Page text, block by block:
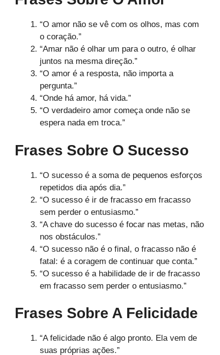
“O amor não se vê com os olhos, mas com
o coração.”
“Amar não é olhar um para o outro, é olhar
juntos na mesma direção.”
“O amor é a resposta, não importa a
pergunta.”
“Onde há amor, há vida.”
“O verdadeiro amor começa onde não se
espera nada em troca.”
Frases Sobre O Sucesso
“O sucesso é a soma de pequenos esforços
repetidos dia após dia.”
“O sucesso é ir de fracasso em fracasso
sem perder o entusiasmo.”
“A chave do sucesso é focar nas metas, não
nos obstáculos.”
“O sucesso não é o final, o fracasso não é
fatal: é a coragem de continuar que conta.”
“O sucesso é a habilidade de ir de fracasso
em fracasso sem perder o entusiasmo.”
Frases Sobre A Felicidade
“A felicidade não é algo pronto. Ela vem de
suas próprias ações.”